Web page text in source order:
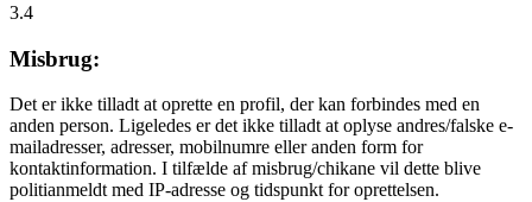
3.4
Misbrug:
Det er ikke tilladt at oprette en profil, der kan forbindes med en
anden person. Ligeledes er det ikke tilladt at oplyse andres/falske e-
mailadresser, adresser, mobilnumre eller anden form for
kontaktinformation. I tilfælde af misbrug/chikane vil dette blive
politianmeldt med IP-adresse og tidspunkt for oprettelsen.